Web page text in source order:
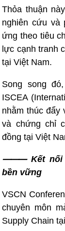
Thỏa thuận
nghiên cứu và
ứng theo tiêu
lực cạnh tranh
tại Việt Nam.
Song song
ISCEA
nhằm thúc đẩy
và chứng chỉ
đồng tại Việt
⸻ Kết nối
bền vững
VSCN
chuyên môn
Supply Chain